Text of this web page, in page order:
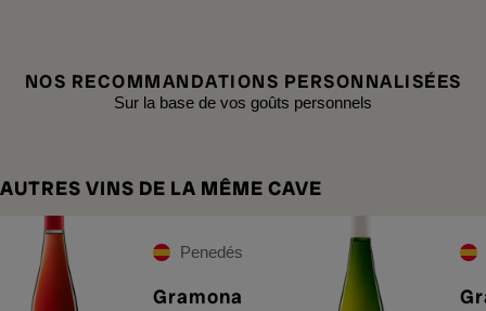
NOS RECOMMANDATIONS PERSONNALISÉES
Sur la base de vos goûts personnels
AUTRES VINS DE LA MÊME CAVE
Penedés
Gramona